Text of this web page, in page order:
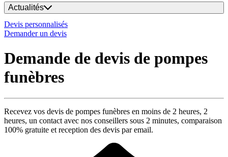
Actualités
Devis personnalisés
Demander un devis
Demande de devis de pompes
funèbres
Recevez vos devis de pompes funèbres en moins de 2 heures, 2
heures, un contact avec nos conseillers sous 2 minutes, comparaison
100% gratuite et reception des devis par email.